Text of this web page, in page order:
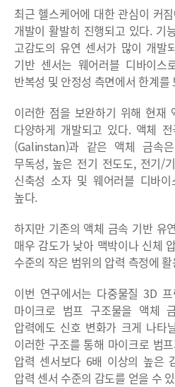
최근 헬스케어에 대한 관심이 커
개발이 활발히 진행되고 있다. 기
고감도의 유연 센서가 많이 개발
기반 센서는 웨어러블 디바이스
반복성 및 안정성 측면에서 한계를
이러한 점을 보완하기 위해 현재
다양하게 개발되고 있다. 액체
(Galinstan)과 같은 액체 금속
무독성, 높은 전기 전도도, 전기/
신축성 소자 및 웨어러블 디바
높다.
하지만 기존의 액체 금속 기반 유
매우 감도가 낮아 맥박이나 신체
수준의 작은 범위의 압력 측정에
이번 연구에서는 다중물질 3D
마이크로 범프 구조물을 액체
압력에도 신호 변화가 크게 나타
이러한 구조를 통해 마이크로 범
압력 센서보다 6배 이상의 높은
압력 센서 수준의 감도를 얻을 수